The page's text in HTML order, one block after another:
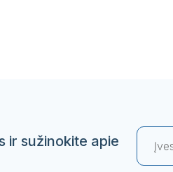
ir sužinokite apie